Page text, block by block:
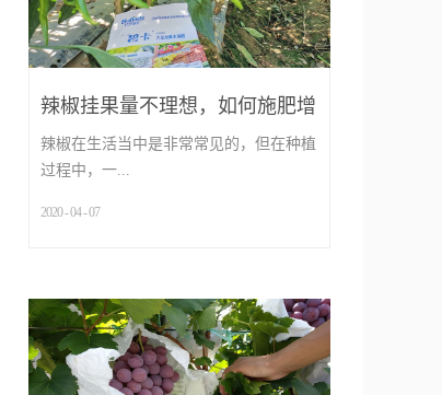
辣椒挂果量不理想，如何施肥增
加挂果量
辣椒在生活当中是非常常见的，但在种植
过程中，一...
2020-04-07